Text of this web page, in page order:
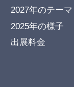
2027年のテーマ
2025年の様子
出展料金